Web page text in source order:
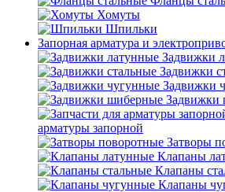
Хомуты
Шпильки
Запорная арматура и
Задвижки
Задвижки
Задвижки
Задвижки
арматуры запорной
Затворы
Клапаны
Клапаны
Клапаны